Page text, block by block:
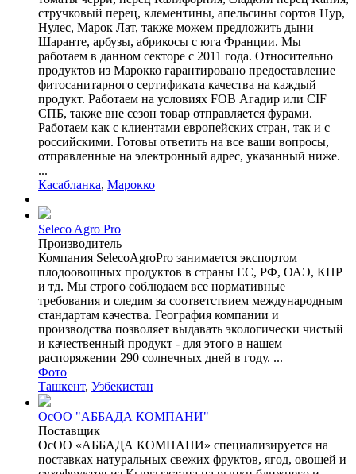
стручковый перец, клементины, апельсины сортов Нур,
Нулес, Марок Лат, также можем предложить дыни
Шаранте, арбузы, абрикосы с юга Франции. Мы
работаем в данном секторе с 2011 года. Относительно
продуктов из Марокко гарантировано предоставление
фитосанитарного сертификата качества на каждый
продукт. Работаем на условиях FOB Агадир или CIF
СПБ, также вне сезон товар отправляется фурами.
Работаем как с клиентами европейских стран, так и с
российскими. Готовы ответить на все ваши вопросы,
отправленные на электронный адрес, указанный ниже.
...
Касабланка, Марокко
Seleco Agro Pro
Производитель
Компания SelecoAgroPro занимается экспортом
плодоовощных продуктов в страны ЕС, РФ, ОАЭ, КНР
и тд. Мы строго соблюдаем все нормативные
требования и следим за соответствием международным
стандартам качества. География компании и
производства позволяет выдавать экологически чистый
и качественный продукт - для этого в нашем
распоряжении 290 солнечных дней в году. ...
Фото
Ташкент, Узбекистан
ОсОО "АББАДА КОМПАНИ"
Поставщик
ОсОО «АББАДА КОМПАНИ» специализируется на
поставках натуральных свежих фруктов, ягод, овощей и